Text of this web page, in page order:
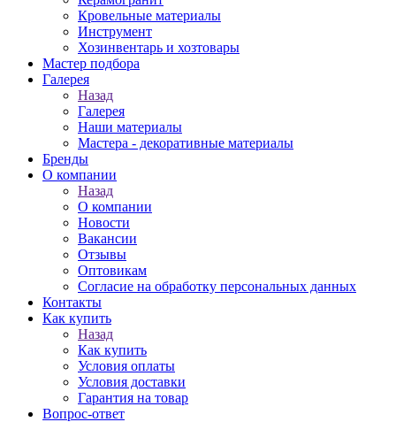
Кровельные материалы
Инструмент
Хозинвентарь и хозтовары
Мастер подбора
Галерея
Назад
Галерея
Наши материалы
Мастера - декоративные материалы
Бренды
О компании
Назад
О компании
Новости
Вакансии
Отзывы
Оптовикам
Cогласие на обработку персональных данных
Контакты
Как купить
Назад
Как купить
Условия оплаты
Условия доставки
Гарантия на товар
Вопрос-ответ